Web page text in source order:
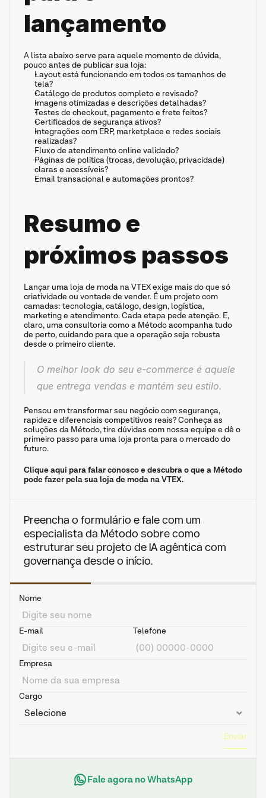
lançamento
A lista abaixo serve para aquele momento de dúvida,
pouco antes de publicar sua loja:
Layout está funcionando em todos os tamanhos de
tela?
Catálogo de produtos completo e revisado?
Imagens otimizadas e descrições detalhadas?
Testes de checkout, pagamento e frete feitos?
Certificados de segurança ativos?
Integrações com ERP, marketplace e redes sociais
realizadas?
Fluxo de atendimento online validado?
Páginas de política (trocas, devolução, privacidade)
claras e acessíveis?
Email transacional e automações prontos?
Resumo e
próximos passos
Lançar uma loja de moda na VTEX exige mais do que só
criatividade ou vontade de vender. É um projeto com
camadas: tecnologia, catálogo, design, logística,
marketing e atendimento. Cada etapa pede atenção. E,
claro, uma consultoria como a Método acompanha tudo
de perto, cuidando para que a operação seja robusta
desde o primeiro cliente.
O melhor look do seu e-commerce é aquele
que entrega vendas e mantém seu estilo.
Pensou em transformar seu negócio com segurança,
rapidez e diferenciais competitivos reais? Conheça as
soluções da Método, tire dúvidas com nossa equipe e dê o
primeiro passo para uma loja pronta para o mercado do
futuro.
Clique aqui para falar conosco e descubra o que a Método
pode fazer pela sua loja de moda na VTEX.
Preencha o formulário e fale com um
especialista da Método sobre como
estruturar seu projeto de IA agêntica com
governança desde o início.
Nome
E-mail Telefone
Empresa
Cargo
Enviar
Fale agora no WhatsApp